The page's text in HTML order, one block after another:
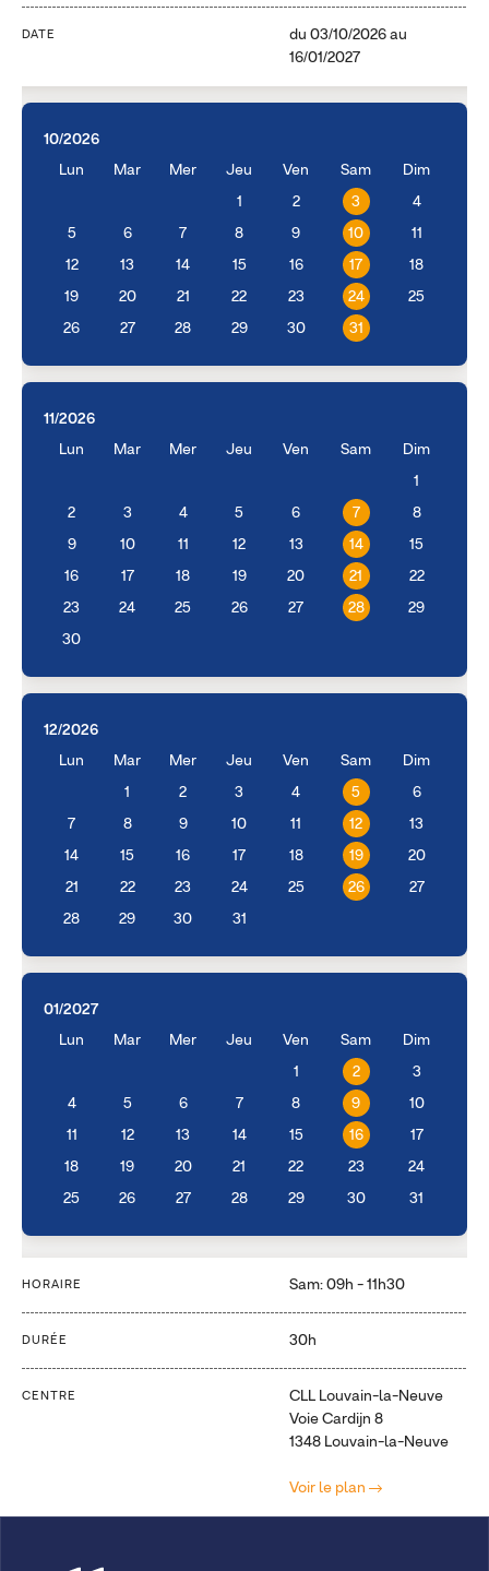
DATE du 03/10/2026au
16/01/2027
10/2026
Lun
Mar Mer Jeu Ven Sam Dim
1 2 3 4
5 6 7 8 9 10 11
12 13 14 15 16 17 18
19 20 21 22 23 24 25
26 27 28 29 30 31
11/2026
Lun
Mar Mer Jeu Ven Sam Dim
1
2 3 4 5 6 7 8
9 10 11 12 13 14 15
16 17 18 19 20 21 22
23 24 25 26 27 28 29
30
12/2026
Lun
Mar Mer Jeu Ven Sam Dim
1 2 3 4 5 6
7 8 9 10 11 12 13
14 15 16 17 18 19 20
21 22 23 24 25 26 27
28 29 30 31
01/2027
Lun
Mar Mer Jeu Ven Sam Dim
1 2 3
4 5 6 7 8 9 10
11 12 13 14 15 16 17
18 19 20 21 22 23 24
25 26 27 28 29 30 31
HORAIRE Sam: 09h - 11h30
DURÉE 30h
CENTRE
CLL Louvain-la-Neuve
Voie Cardijn 8
1348 Louvain-la-Neuve
Voir le plan